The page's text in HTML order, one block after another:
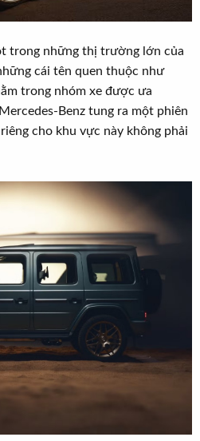
trong những thị trường lớn của
cái tên quen thuộc như
trong nhóm xe được ưa
Benz tung ra một phiên
cho khu vực này không phải